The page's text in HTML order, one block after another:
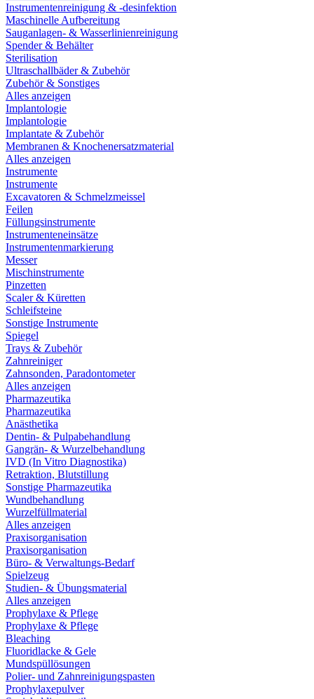
Instrumentenreinigung & -desinfektion
Maschinelle Aufbereitung
Sauganlagen- & Wasserlinienreinigung
Spender & Behälter
Sterilisation
Ultraschallbäder & Zubehör
Zubehör & Sonstiges
Alles anzeigen
Implantologie
Implantologie
Implantate & Zubehör
Membranen & Knochenersatzmaterial
Alles anzeigen
Instrumente
Instrumente
Excavatoren & Schmelzmeissel
Feilen
Füllungsinstrumente
Instrumenteneinsätze
Instrumentenmarkierung
Messer
Mischinstrumente
Pinzetten
Scaler & Küretten
Schleifsteine
Sonstige Instrumente
Spiegel
Trays & Zubehör
Zahnreiniger
Zahnsonden, Paradontometer
Alles anzeigen
Pharmazeutika
Pharmazeutika
Anästhetika
Dentin- & Pulpabehandlung
Gangrän- & Wurzelbehandlung
IVD (In Vitro Diagnostika)
Retraktion, Blutstillung
Sonstige Pharmazeutika
Wundbehandlung
Wurzelfüllmaterial
Alles anzeigen
Praxisorganisation
Praxisorganisation
Büro- & Verwaltungs-Bedarf
Spielzeug
Studien- & Übungsmaterial
Alles anzeigen
Prophylaxe & Pflege
Prophylaxe & Pflege
Bleaching
Fluoridlacke & Gele
Mundspüllösungen
Polier- und Zahnreinigungspasten
Prophylaxepulver